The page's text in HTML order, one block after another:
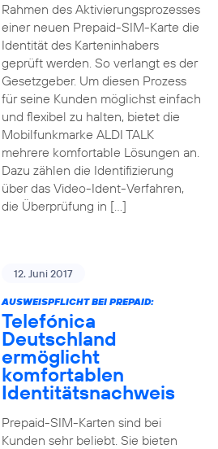
Rahmen des Aktivierungsprozesses
einer neuen Prepaid-SIM-Karte die
Identität des Karteninhabers
geprüft werden. So verlangt es der
Gesetzgeber. Um diesen Prozess
für seine Kunden möglichst einfach
und flexibel zu halten, bietet die
Mobilfunkmarke ALDI TALK
mehrere komfortable Lösungen an.
Dazu zählen die Identifizierung
über das Video-Ident-Verfahren,
die Überprüfung in […]
12. Juni 2017
AUSWEISPFLICHT BEI PREPAID:
Telefónica
Deutschland
ermöglicht
komfortablen
Identitätsnachweis
Prepaid-SIM-Karten sind bei
Kunden sehr beliebt. Sie bieten